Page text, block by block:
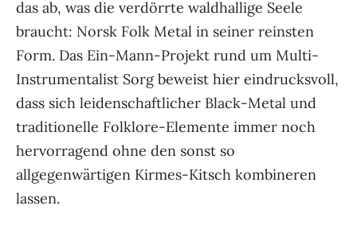
das ab, was die verdörrte waldhallige Seele
braucht: Norsk Folk Metal in seiner reinsten
Form. Das Ein-Mann-Projekt rund um Multi-
Instrumentalist Sorg beweist hier eindrucksvoll,
dass sich leidenschaftlicher Black-Metal und
traditionelle Folklore-Elemente immer noch
hervorragend ohne den sonst so
allgegenwärtigen Kirmes-Kitsch kombineren
lassen.